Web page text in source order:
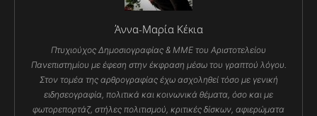
Άννα-Μαρία Κέκια
Πτυχιούχος Δημοσιογραφίας & ΜΜΕ του Αριστοτελείου
Πανεπιστημίου με έφεση στην έκφραση μέσω του γραπτού λόγου.
Στον τομέα της αρθρογραφίας έχω ασχοληθεί τόσο με γενική
ειδησεογραφία, πολιτικά και κοινωνικά θέματα, όσο και με
φωτορεπορτάζ, στήλες πολιτισμού, κριτικές δίσκων, αφιερώματα